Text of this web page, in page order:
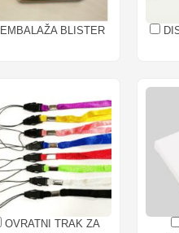
EMBALAŽA BLISTER
OVRATNI TRAK ZA